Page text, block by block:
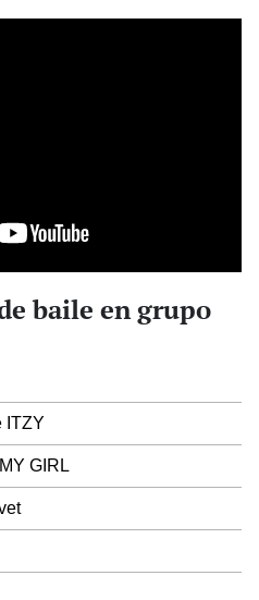
baile en grupo
ITZY
GIRL